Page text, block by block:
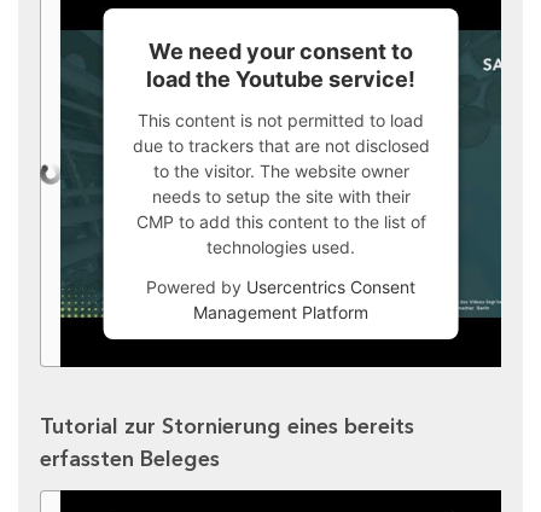
We need your consent to
load the Youtube service!
This content is not permitted to load
due to trackers that are not disclosed
to the visitor. The website owner
needs to setup the site with their
CMP to add this content to the list of
technologies used.
Powered by Usercentrics Consent
Management Platform
Tutorial zur Stornierung eines bereits
erfassten Beleges